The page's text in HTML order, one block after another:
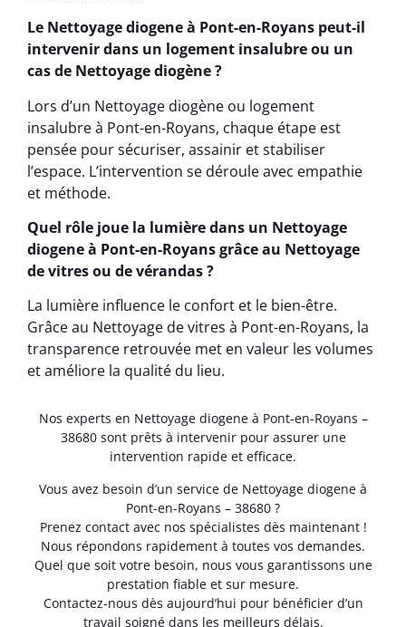
Le Nettoyage diogene à Pont-en-Royans peut-il
intervenir dans un logement insalubre ou un
cas de Nettoyage diogène ?
Lors d’un Nettoyage diogène ou logement
insalubre à Pont-en-Royans, chaque étape est
pensée pour sécuriser, assainir et stabiliser
l’espace. L’intervention se déroule avec empathie
et méthode.
Quel rôle joue la lumière dans un Nettoyage
diogene à Pont-en-Royans grâce au Nettoyage
de vitres ou de vérandas ?
La lumière influence le confort et le bien-être.
Grâce au Nettoyage de vitres à Pont-en-Royans, la
transparence retrouvée met en valeur les volumes
et améliore la qualité du lieu.
Nos experts en Nettoyage diogene à Pont-en-Royans –
38680 sont prêts à intervenir pour assurer une
intervention rapide et efficace.
Vous avez besoin d’un service de Nettoyage diogene à
Pont-en-Royans – 38680 ?
Prenez contact avec nos spécialistes dès maintenant !
Nous répondons rapidement à toutes vos demandes.
Quel que soit votre besoin, nous vous garantissons une
prestation fiable et sur mesure.
Contactez-nous dès aujourd’hui pour bénéficier d’un
travail soigné dans les meilleurs délais.